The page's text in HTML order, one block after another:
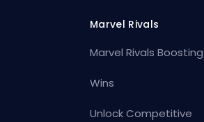
Marvel Rivals
Marvel Rivals Boosting
Wins
Unlock Competitive